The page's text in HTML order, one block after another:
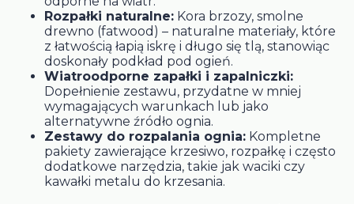
Rozpałki naturalne: Kora brzozy, smolne
drewno (fatwood) – naturalne materiały, które
z łatwością łapią iskrę i długo się tlą, stanowiąc
doskonały podkład pod ogień.
Wiatroodporne zapałki i zapalniczki:
Dopełnienie zestawu, przydatne w mniej
wymagających warunkach lub jako
alternatywne źródło ognia.
Zestawy do rozpalania ognia: Kompletne
pakiety zawierające krzesiwo, rozpałkę i często
dodatkowe narzędzia, takie jak waciki czy
kawałki metalu do krzesania.